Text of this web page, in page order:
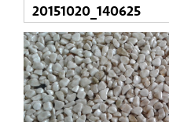
20151020_140625